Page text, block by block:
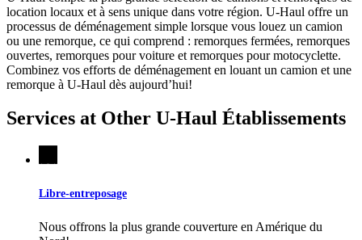
location locaux et à sens unique dans votre région. U-Haul offre un
processus de déménagement simple lorsque vous louez un camion
ou une remorque, ce qui comprend : remorques fermées, remorques
ouvertes, remorques pour voiture et remorques pour motocyclette.
Combinez vos efforts de déménagement en louant un camion et une
remorque à U-Haul dès aujourd’hui!
Services at Other U-Haul Établissements
Libre-entreposage
Nous offrons la plus grande couverture en Amérique du